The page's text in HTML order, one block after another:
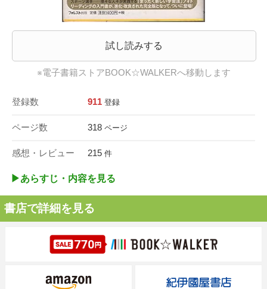
試し読みする
※電子書籍ストアBOOK☆WALKERへ移動します
登録数 911 登録
ページ数 318 ページ
感想・レビュー 215 件
▶︎あらすじ・内容を見る
書店で詳細を見る